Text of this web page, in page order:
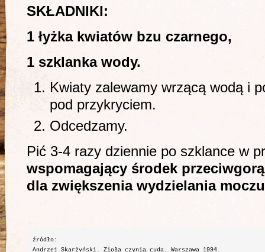
SKŁADNIKI:
1 łyżka kwiatów bzu czarnego,
1 szklanka wody.
Kwiaty zalewamy wrzącą wodą i
pod przykryciem.
Odcedzamy.
Pić 3-4 razy dziennie po szklance w
wspomagający środek
dla zwięk­szenia wydzielania
źródło:
Andrzej Skarżyński. Zioła czynią cuda. Warszawa 1994.